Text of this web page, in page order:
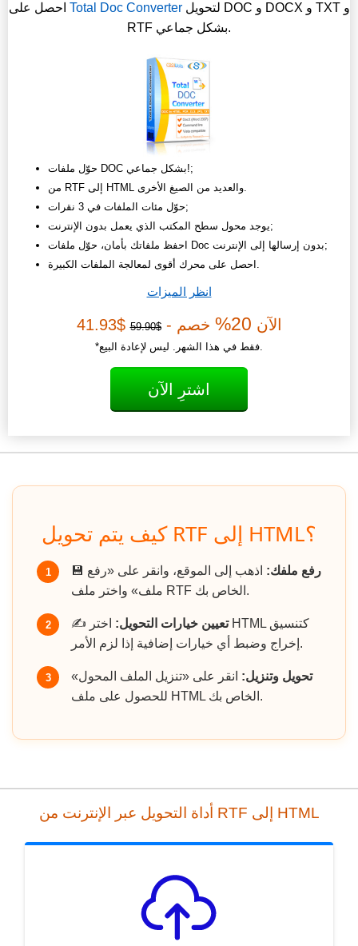
Total Doc Converterلتحويل DOC و DOCX و TXT و
RTF بشكل جماعي.
حوّل ملفات DOC بشكل جماعي!;
من RTF إلى HTML والعديد من الصيغ الأخرى.
حوّل مئات الملفات في 3 نقرات;
يوجد محول سطح المكتب الذي يعمل بدون الإنترنت;
احفظ ملفاتك بأمان، حوّل ملفات Doc بدون إرسالها إلى الإنترنت;
احصل على محرك أقوى لمعالجة الملفات الكبيرة.
انظر الميزات
الآن 20% خصم -$59.90
$41.93
*فقط في هذا الشهر. ليس لإعادة البيع.
اشترِ الآن
كيف يتم تحويل RTF إلى HTML؟
1 💾 رفع ملفك: اذهب إلى الموقع، وانقر على «رفع
ملف» واختر ملف RTF الخاص بك.
2 ✍️ تعيين خيارات التحويل: اختر HTML كتنسيق
إخراج وضبط أي خيارات إضافية إذا لزم الأمر.
3 تحويل وتنزيل: انقر على «تنزيل الملف المحول»
للحصول على ملف HTML الخاص بك.
أداة التحويل عبر الإنترنت من RTF إلى HTML